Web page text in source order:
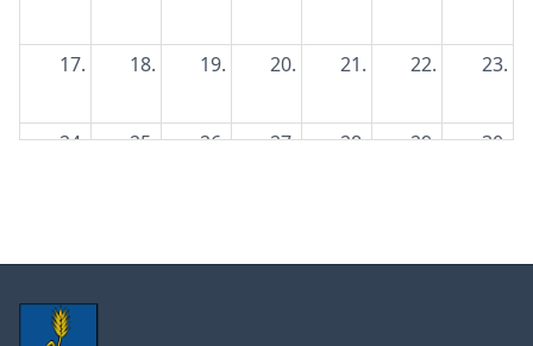
17. 18. 19. 20. 21. 22. 23.
24. 25. 26. 27. 28. 29. 30.